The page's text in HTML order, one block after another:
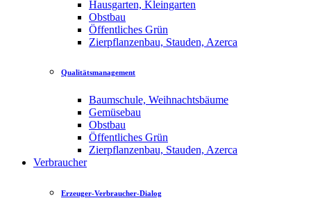
Hausgarten, Kleingarten
Obstbau
Öffentliches Grün
Zierpflanzenbau, Stauden, Azerca
Qualitätsmanagement
Baumschule, Weihnachtsbäume
Gemüsebau
Obstbau
Öffentliches Grün
Zierpflanzenbau, Stauden, Azerca
Verbraucher
Erzeuger-Verbraucher-Dialog